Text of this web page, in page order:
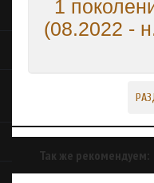
Так же рекомендуем: